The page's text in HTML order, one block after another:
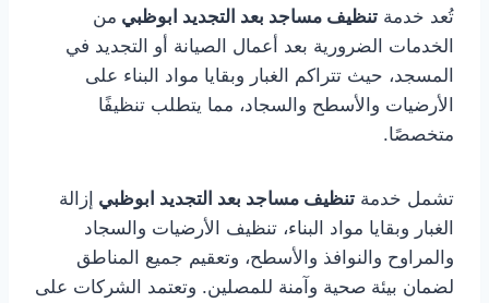
تُعد خدمة تنظيف مساجد بعد التجديد ابوظبي من
الخدمات الضرورية بعد أعمال الصيانة أو التجديد في
المسجد، حيث تتراكم الغبار وبقايا مواد البناء على
الأرضيات والأسطح والسجاد، مما يتطلب تنظيفًا
متخصصًا.
تشمل خدمة تنظيف مساجد بعد التجديد ابوظبي إزالة
الغبار وبقايا مواد البناء، تنظيف الأرضيات والسجاد
والمراوح والنوافذ والأسطح، وتعقيم جميع المناطق
لضمان بيئة صحية وآمنة للمصلين. وتعتمد الشركات على